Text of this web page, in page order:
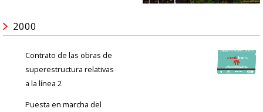
2000
Contrato de las obras de
superestructura relativas
a la línea 2
Puesta en marcha del